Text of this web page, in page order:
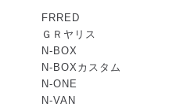
FRRED
ＧＲヤリス
N-BOX
N-BOXカスタム
N-ONE
N-VAN